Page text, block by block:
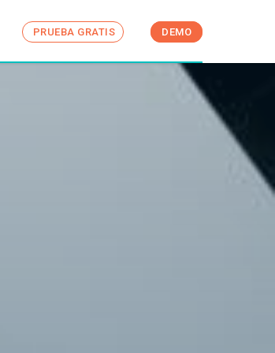
PRUEBA GRATIS DEMO